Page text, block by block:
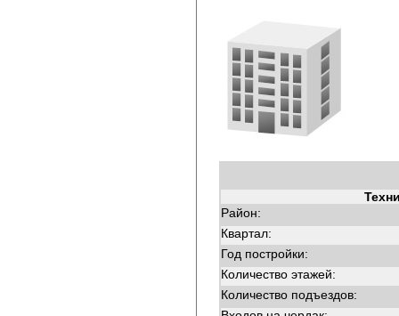
Район:
Квартал:
Год постройки:
Количество этажей:
Количество подъездов: